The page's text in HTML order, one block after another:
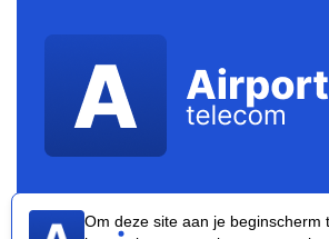
Om deze site aan je beginscherm